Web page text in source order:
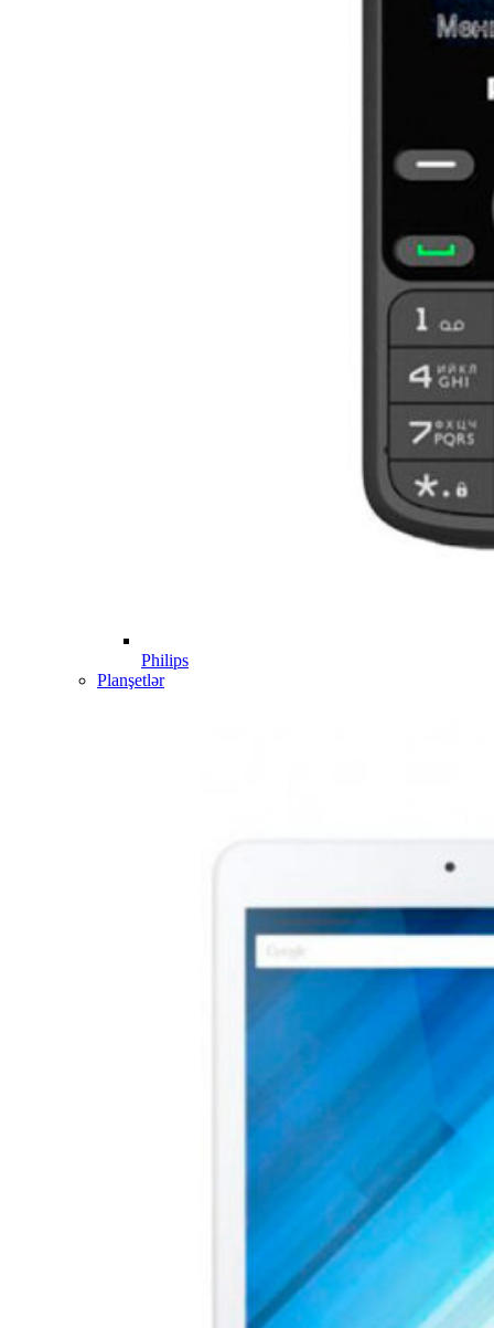
Philips
Planşetlər